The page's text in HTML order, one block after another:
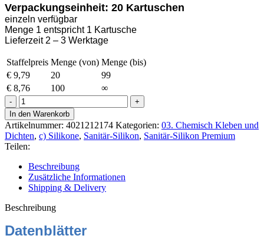
Verpackungseinheit: 20 Kartuschen
einzeln verfügbar
Menge 1 entspricht 1 Kartusche
Lieferzeit 2 – 3 Werktage
Staffelpreis Menge (von) Menge (bis)
€ 9,79 20
99
€ 8,76 100
∞
Ottoseal
S-
100
Sanitär-
Silikon
300ml
C116
schneeweiß
Menge
In den Warenkorb
Artikelnummer: 4021212174 Kategorien: 03. Chemisch Kleben und
Dichten, c) Silikone, Sanitär-Silikon, Sanitär-Silikon Premium
Teilen:
Beschreibung
Zusätzliche Informationen
Shipping & Delivery
Beschreibung
Datenblätter